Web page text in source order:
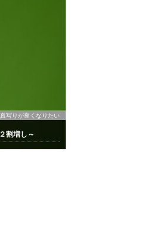
写りが良くなりたい
割増し～